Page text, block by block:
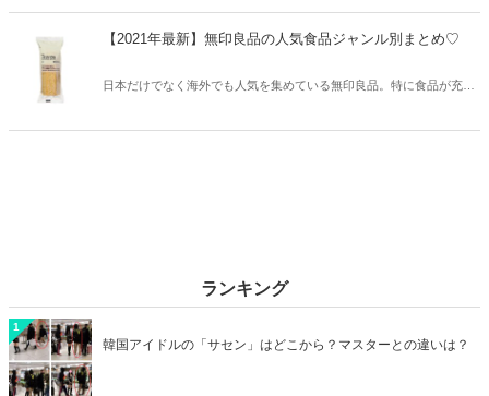
てご紹介します！
【2021年最新】無印良品の人気食品ジャンル別まとめ♡
日本だけでなく海外でも人気を集めている無印良品。特に食品が充実
ランキング
1
韓国アイドルの「サセン」はどこから？マスターとの違いは？